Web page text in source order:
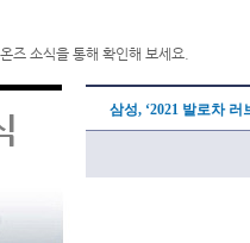
즈 소식을 통해 확인해 보세요.
삼성, ‘2021 발로차 러